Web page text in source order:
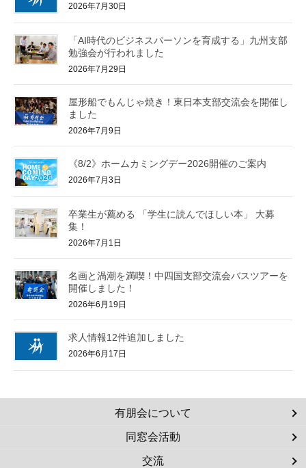
2026年7月30日
「AI時代のビジネスパーソンを育成する」九州支部
勉強会が行われました
2026年7月29日
屋形船でもんじゃ焼き！東日本支部交流会を開催し
ました
2026年7月9日
《8/2》ホームカミングデー2026開催のご案内
2026年7月3日
卒業生が薦める 「学生に読んでほしい本」 大募
集！
2026年7月1日
名画と渦潮を満喫！中四国支部交流会バスツアーを
開催しました！
2026年6月19日
求人情報12件追加しました
2026年6月17日
有朋会について
同窓会活動
交流